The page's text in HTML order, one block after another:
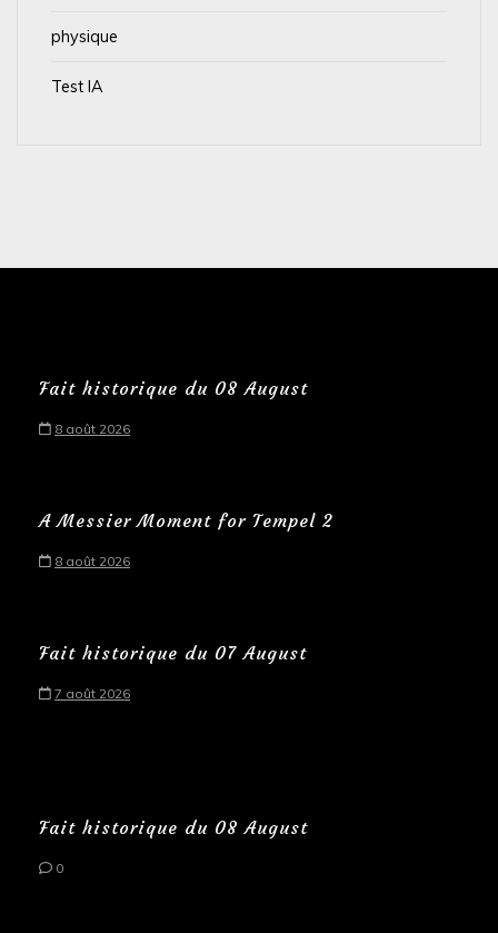
physique
Test IA
Fait historique du 08 August
8 août 2026
A Messier Moment for Tempel 2
8 août 2026
Fait historique du 07 August
7 août 2026
Fait historique du 08 August
0